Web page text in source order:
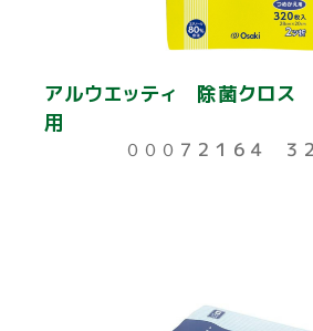
アルウエッティ 除菌クロ
用
０００７２１６４ ３